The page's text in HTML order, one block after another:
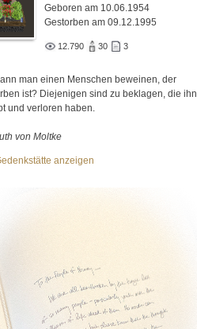
Geboren am 10.06.1954
Gestorben am 09.12.1995
12.790 30 3
man einen Menschen beweinen, der
ist? Diejenigen sind zu beklagen, die ihn
und verloren haben.
von Moltke
anzeigen